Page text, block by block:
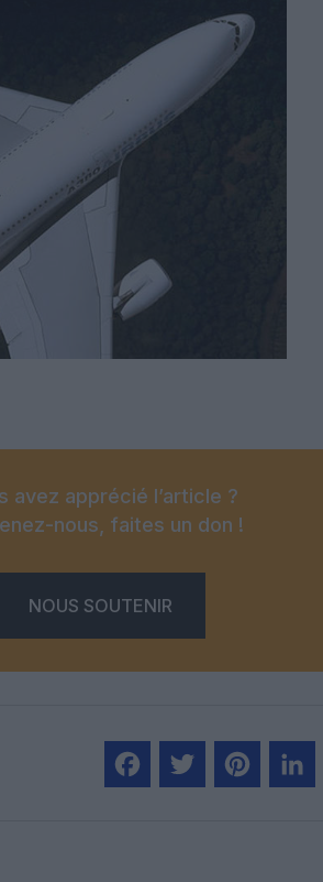
avez apprécié l’article ?
nous, faites un don !
NOUS SOUTENIR